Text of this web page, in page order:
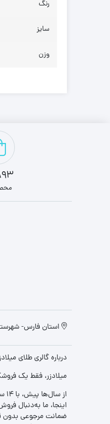
رنگ
سایز
وزن
استان فارس-
درباره گالری طلای
میلادزر، فقط یک
از سال‌ها پیش، با ۱۴ سال سابقه‌ی تخصصی در صنعت طلا و جواهر، مسیری را آغاز کردیم تا «اعتماد» را با «زیبایی» ترکیب کنیم.
اینجا، ما به‌دنبال
ضمانت مرجوعی بدون